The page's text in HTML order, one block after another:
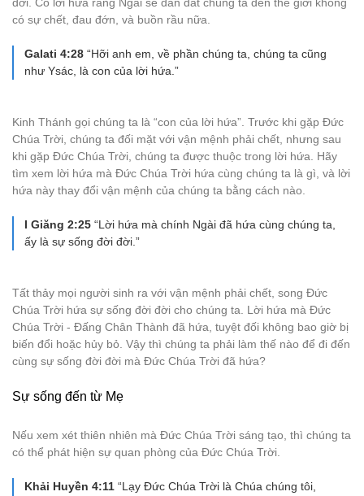
có sự chết, đau đớn, và buồn rầu nữa.
Galati 4:28 “Hỡi anh em, về phần chúng ta, chúng ta cũng
như Ysác, là con của lời hứa.”
Kinh Thánh gọi chúng ta là “con của lời hứa”. Trước khi gặp Đức
Chúa Trời, chúng ta đối mặt với vận mệnh phải chết, nhưng sau
khi gặp Đức Chúa Trời, chúng ta được thuộc trong lời hứa. Hãy
tìm xem lời hứa mà Đức Chúa Trời hứa cùng chúng ta là gì, và lời
hứa này thay đổi vận mệnh của chúng ta bằng cách nào.
I Giăng 2:25 “Lời hứa mà chính Ngài đã hứa cùng chúng ta,
ấy là sự sống đời đời.”
Tất thảy mọi người sinh ra với vận mệnh phải chết, song Đức
Chúa Trời hứa sự sống đời đời cho chúng ta. Lời hứa mà Đức
Chúa Trời - Đấng Chân Thành đã hứa, tuyệt đối không bao giờ bị
biến đổi hoặc hủy bỏ. Vậy thì chúng ta phải làm thế nào để đi đến
cùng sự sống đời đời mà Đức Chúa Trời đã hứa?
Sự sống đến từ Mẹ
Nếu xem xét thiên nhiên mà Đức Chúa Trời sáng tạo, thì chúng ta
có thể phát hiện sự quan phòng của Đức Chúa Trời.
Khải Huyền 4:11 “Lạy Ðức Chúa Trời là Chúa chúng tôi,